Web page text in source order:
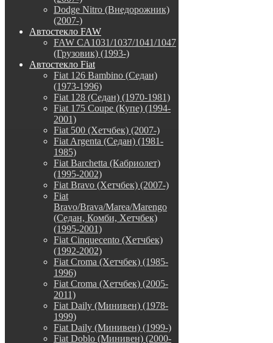
Dodge Nitro (Внедорожник)
(2007-)
Автостекло FAW
FAW CA1031/1037/1041/1047
(Грузовик) (1993-)
Автостекло Fiat
Fiat 126 Bambino (Седан)
(1973-1996)
Fiat 128 (Седан) (1970-1981)
Fiat 175 Coupe (Купе) (1994-
2001)
Fiat 500 (Хетчбек) (2007-)
Fiat Argenta (Седан) (1981-
1985)
Fiat Barchetta (Кабриолет)
(1995-2002)
Fiat Bravo (Хетчбек) (2007-)
Fiat
Bravo/Brava/Marea/Marengo
(Седан, Комби, Хетчбек)
(1995-2001)
Fiat Cinquecento (Хетчбек)
(1992-2002)
Fiat Croma (Хетчбек) (1985-
1996)
Fiat Croma (Хетчбек) (2005-
2011)
Fiat Daily (Минивен) (1978-
1999)
Fiat Daily (Минивен) (1999-)
Fiat Doblo (Минивен) (2000-